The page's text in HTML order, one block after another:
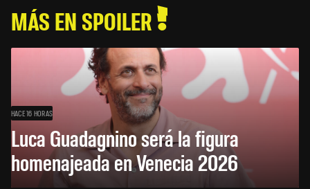
MÁS EN SPOILER
HACE 16 HORAS
Luca Guadagnino será la figura
homenajeada en Venecia 2026